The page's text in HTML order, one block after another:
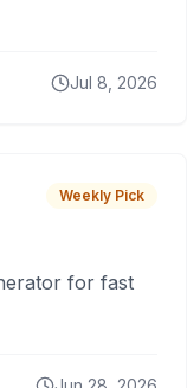
Jul 8, 2026
Weekly Pick
for fast